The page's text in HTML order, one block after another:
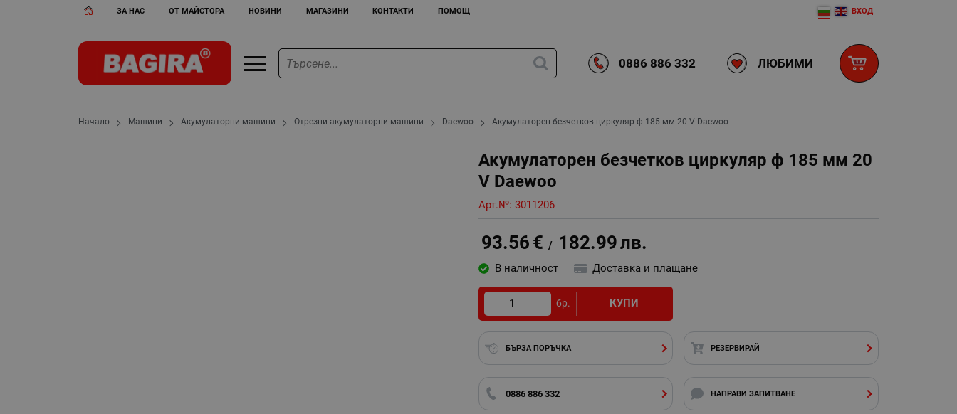
ЗА НАС ОТ МАЙСТОРА НОВИНИ МАГАЗИНИ КОНТАКТИ ПОМОЩ ВХОД
0886 886 332 ЛЮБИМИ
Начало Машини Акумулаторни машини Отрезни акумулаторни машини Daewoo Акумулаторен безчетков циркуляр ф 185 мм 20 V Daewoo
Акумулаторен безчетков циркуляр ф 185 мм 20
V Daewoo
Арт.№: 3011206
93.56 € / 182.99лв.
В наличност Доставка и плащане
бр. КУПИ
БЪРЗА ПОРЪЧКА РЕЗЕРВИРАЙ
0886 886 332 НАПРАВИ ЗАПИТВАНЕ